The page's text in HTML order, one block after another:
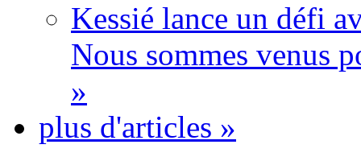
Kessié lance un défi
Nous sommes venus
»
plus d'articles »